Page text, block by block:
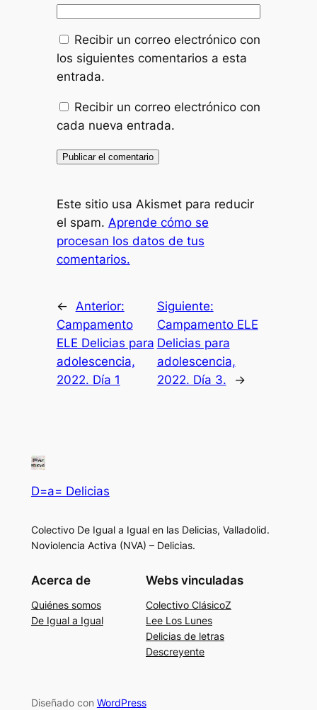
Recibir un correo electrónico con
los siguientes comentarios a esta
entrada.
Recibir un correo electrónico con
cada nueva entrada.
Este sitio usa Akismet para reducir
el spam. Aprende cómo se
procesan los datos de tus
comentarios.
←
Anterior:
Campamento
ELE Delicias para
adolescencia,
2022. Día 1
Siguiente:
Campamento ELE
Delicias para
adolescencia,
2022. Día 3.
→
D=a= Delicias
Colectivo De Igual a Igual en las Delicias, Valladolid.
Noviolencia Activa (NVA) – Delicias.
Acerca de
Quiénes somos
De Igual a Igual
Webs vinculadas
Colectivo ClásicoZ
Lee Los Lunes
Delicias de letras
Descreyente
Diseñado con WordPress